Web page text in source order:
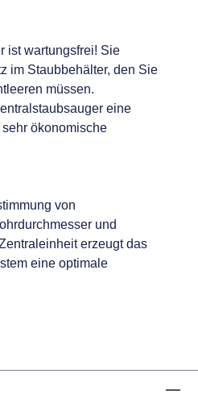
ist wartungsfrei! Sie
im Staubbehälter, den Sie
müssen.
eine
ökonomische
von
und
erzeugt das
eine optimale